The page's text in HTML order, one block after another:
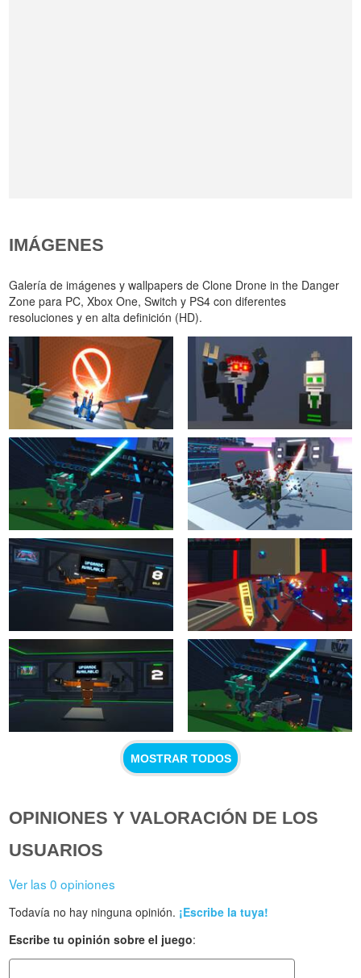
IMÁGENES
Galería de imágenes y wallpapers de Clone Drone in the Danger
Zone para PC, Xbox One, Switch y PS4 con diferentes
resoluciones y en alta definición (HD).
MOSTRAR TODOS
OPINIONES Y VALORACIÓN DE LOS
USUARIOS
Ver las 0 opiniones
Todavía no hay ninguna opinión. ¡Escribe la tuya!
Escribe tu opinión sobre el juego: